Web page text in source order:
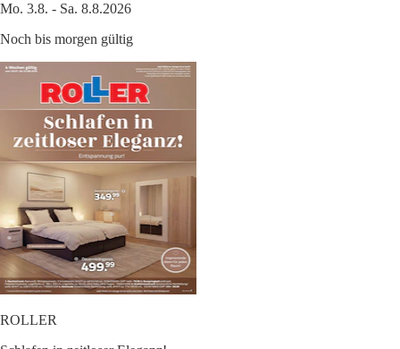
Mo. 3.8. - Sa. 8.8.2026
Noch bis morgen gültig
ROLLER